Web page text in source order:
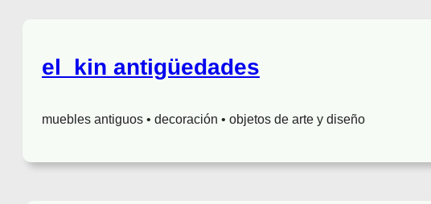
el_kin antigüedades
muebles antiguos • decoración • objetos de arte y diseño